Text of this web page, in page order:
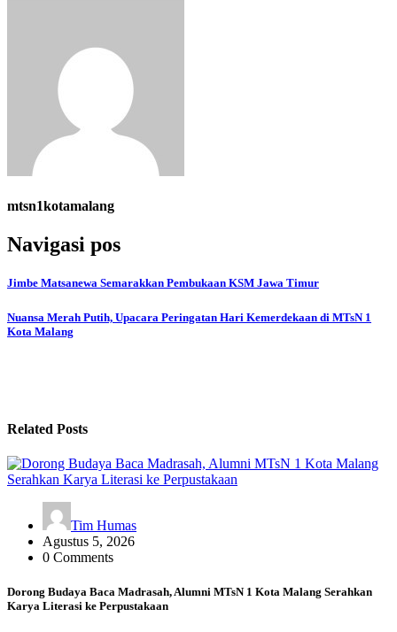
mtsn1kotamalang
Navigasi pos
Jimbe Matsanewa Semarakkan Pembukaan KSM Jawa Timur
Nuansa Merah Putih, Upacara Peringatan Hari Kemerdekaan di MTsN 1
Kota Malang
Related Posts
Tim Humas
Agustus 5, 2026
0 Comments
Dorong Budaya Baca Madrasah, Alumni MTsN 1 Kota Malang Serahkan
Karya Literasi ke Perpustakaan